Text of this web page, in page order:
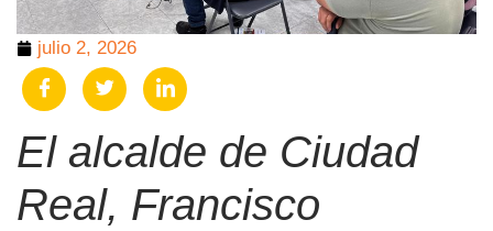
julio 2, 2026
El alcalde de Ciudad
Real, Francisco